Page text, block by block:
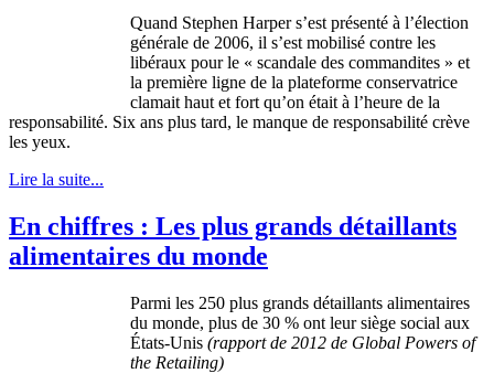
Quand Stephen Harpers’est présenté à l’élection
générale de 2006, il s’est mobilisé contre les
libéraux pour le « scandale des commandites » et
la première ligne de la plateforme conservatrice
clamait haut et fort qu’on était à l’heure de la
responsabilité. Six ans plus tard, le manque de responsabilité crève
les yeux.
Lire la suite...
En chiffres : Les plus grands détaillants
alimentaires du monde
Parmi les 250 plus grands détaillants alimentaires
du monde, plus de 30 % ont leur siège social aux
États-Unis (rapport de 2012 de Global Powers of
the Retailing)